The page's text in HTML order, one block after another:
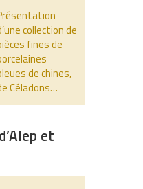
collection de
fines de
de chines,
Céladons…
et